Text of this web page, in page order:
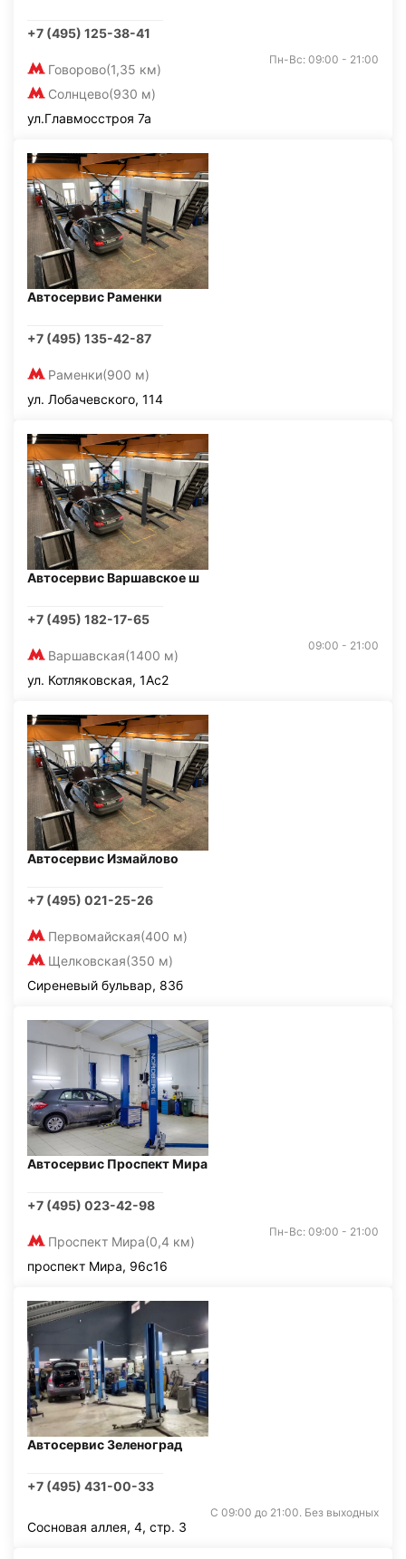
+7 (495) 125-38-41
Говорово(1,35 км)
Солнцево(930 м)
Пн-Вс: 09:00 - 21:00
ул.Главмосстроя 7а
Автосервис Раменки
+7 (495) 135-42-87
Раменки(900 м)
ул. Лобачевского, 114
Автосервис Варшавское ш
+7 (495) 182-17-65
Варшавская(1400 м)
09:00 - 21:00
ул. Котляковская, 1Ас2
Автосервис Измайлово
+7 (495) 021-25-26
Первомайская(400 м)
Щелковская(350 м)
Сиреневый бульвар, 83б
Автосервис Проспект Мира
+7 (495) 023-42-98
Проспект Мира(0,4 км)
Пн-Вс: 09:00 - 21:00
проспект Мира, 96с16
Автосервис Зеленоград
+7 (495) 431-00-33
С 09:00 до 21:00. Без выходных
Сосновая аллея, 4, стр. 3